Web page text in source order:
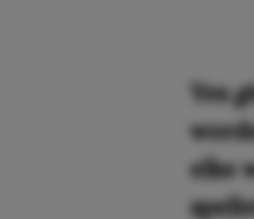
Yes
elke